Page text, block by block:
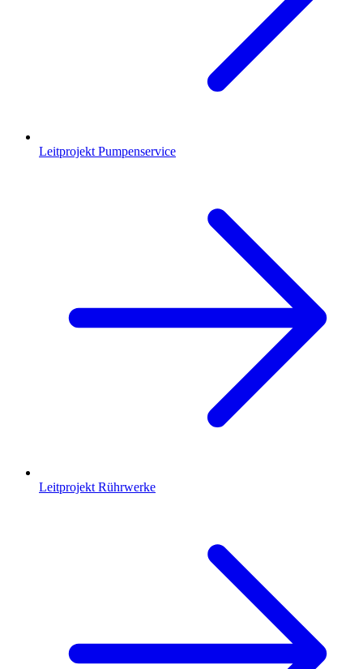
Leitprojekt Pumpenservice
Leitprojekt Rührwerke